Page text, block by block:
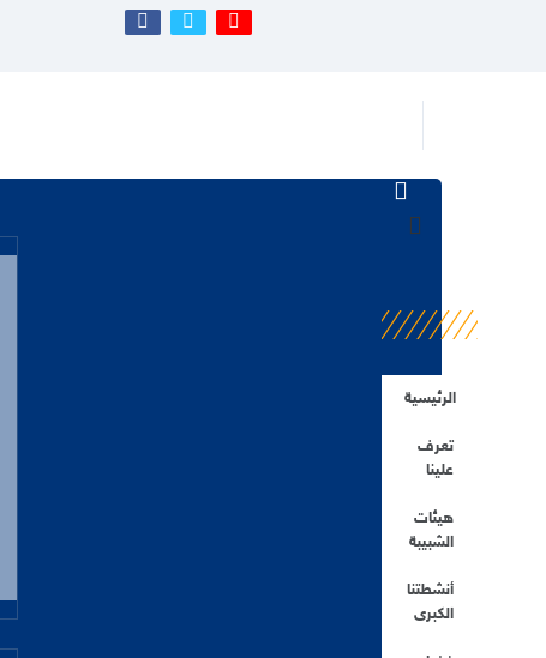
الرئيسية
تعرف
علينا
هيئات
الشبيبة
أنشطتنا
الكبرى